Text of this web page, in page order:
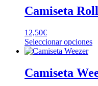
la
se
la
Camiseta
12,50€
Seleccionar opciones
Camiseta